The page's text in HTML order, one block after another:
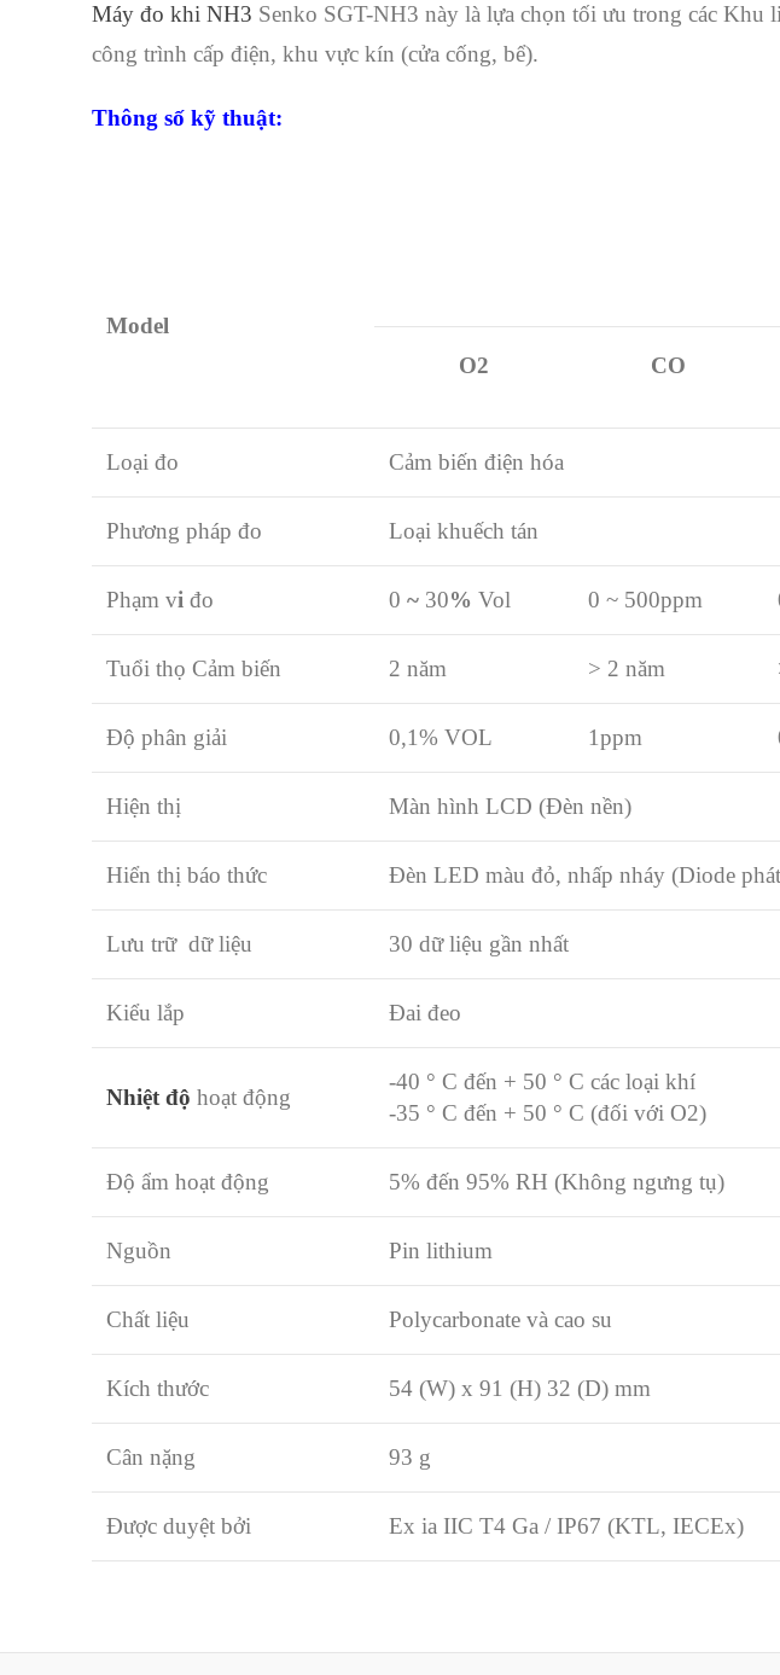
Máy đo khi NH3 Senko SGT-NH3 này là lựa chọn tối ưu trong các Khu
công trình cấp điện, khu vực kín (cửa cống, bể).
Thông số kỹ thuật:
Model
O2 CO
Loại đo Cảm biến điện hóa
Phương pháp đo Loại khuếch tán
Phạm vi đo 0 ~ 30% Vol 0 ~ 500ppm
Tuổi thọ Cảm biến 2 năm > 2 năm
Độ phân giải 0,1% VOL 1ppm
Hiện thị Màn hình LCD (Đèn nền)
Hiển thị báo thức Đèn LED màu đỏ, nhấp nháy (Diode
Lưu trữ dữ liệu 30 dữ liệu gần nhất
Kiểu lắp Đai đeo
Nhiệt độ hoạt động
-40 ° C đến + 50 ° C các loại khí
-35 ° C đến + 50 ° C (đối với O2)
Độ ẩm hoạt động 5% đến 95% RH (Không ngưng tụ)
Nguồn Pin lithium
Chất liệu Polycarbonate và cao su
Kích thước 54 (W) x 91 (H) 32 (D) mm
Cân nặng 93 g
Được duyệt bởi Ex ia IIC T4 Ga / IP67 (KTL, IECEx)